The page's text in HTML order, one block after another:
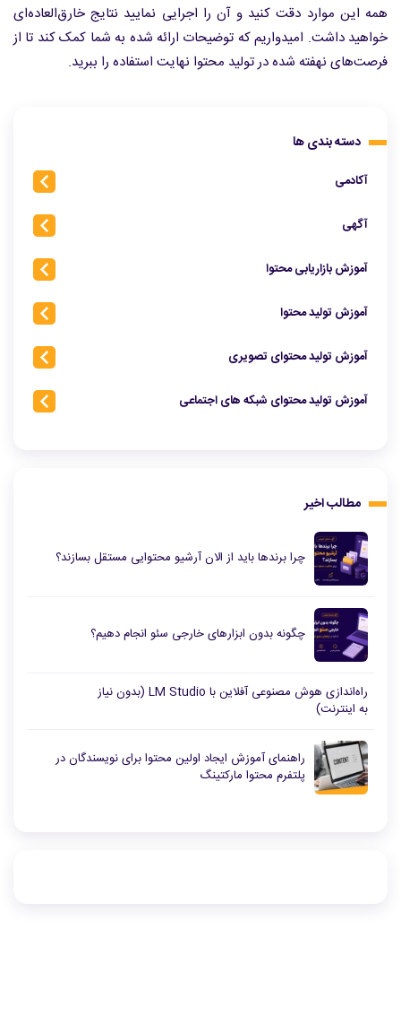
همه این موارد دقت کنید و آن را اجرایی نمایید نتایج خارق‌العاده‌ای
خواهید داشت. امیدواریم که توضیحات ارائه شده به شما کمک کند تا از
فرصت‌های نهفته شده در تولید محتوا نهایت استفاده را ببرید.
دسته بندی ها
آکادمی
آگهی
آموزش بازاریابی محتوا
آموزش تولید محتوا
آموزش تولید محتوای تصویری
آموزش تولید محتوای شبکه‌ های اجتماعی
مطالب اخیر
چرا برندها باید از الان آرشیو محتوایی مستقل بسازند؟
چگونه بدون ابزارهای خارجی سئو انجام دهیم؟
راه‌اندازی هوش مصنوعی آفلاین با LM Studio (بدون نیاز
به اینترنت)
راهنمای آموزش ایجاد اولین محتوا برای نویسندگان در
پلتفرم محتوا مارکتینگ